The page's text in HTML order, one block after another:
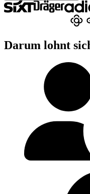
Darum lohnt